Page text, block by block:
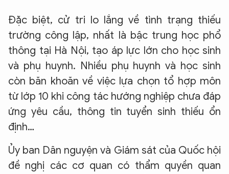
Đặc biệt, cử tri lo lắng về tình trạng thiếu
trường công lập, nhất là bậc trung học phổ
thông tại Hà Nội, tạo áp lực lớn cho học sinh
và phụ huynh. Nhiều phụ huynh và học sinh
còn băn khoăn về việc lựa chọn tổ hợp môn
từ lớp 10 khi công tác hướng nghiệp chưa đáp
ứng yêu cầu, thông tin tuyển sinh thiếu ổn
định…
Ủy ban Dân nguyện và Giám sát của Quốc hội
đề nghị các cơ quan có thẩm quyền quan